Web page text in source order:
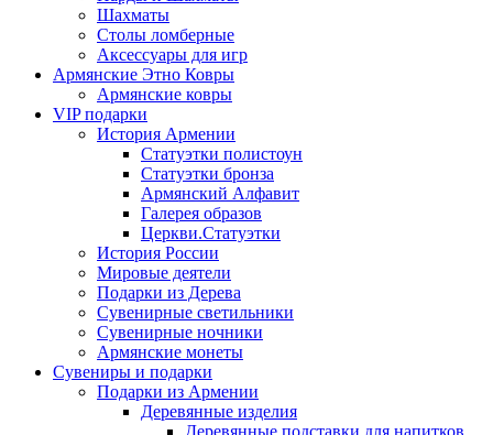
Шахматы
Столы ломберные
Аксессуары для игр
Армянские Этно Ковры
Армянские ковры
VIP подарки
История Армении
Статуэтки полистоун
Статуэтки бронза
Армянский Алфавит
Галерея образов
Церкви.Статуэтки
История России
Мировые деятели
Подарки из Дерева
Сувенирные светильники
Сувенирные ночники
Армянские монеты
Сувениры и подарки
Подарки из Армении
Деревянные изделия
Деревянные подставки для напитков